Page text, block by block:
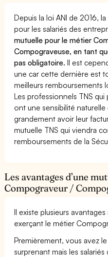
Depuis la loi ANI de 2016,
pour les salariés des
mutuelle pour le métier
Compograveuse, en tant
pas obligatoire.Il est
une car cette dernière est
meilleurs remboursements
Les professionnels TNS
ont une sensibilité
grandement avoir leur
mutuelle TNS qui viendra
remboursements de la
Les avantages d’une
Compograveur /
Il existe plusieurs
exerçant le métier
Premièrement, vous avez
surprenant mais les salariés